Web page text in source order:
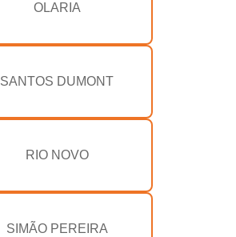
OLARIA
SANTOS DUMONT
RIO NOVO
SIMÃO PEREIRA